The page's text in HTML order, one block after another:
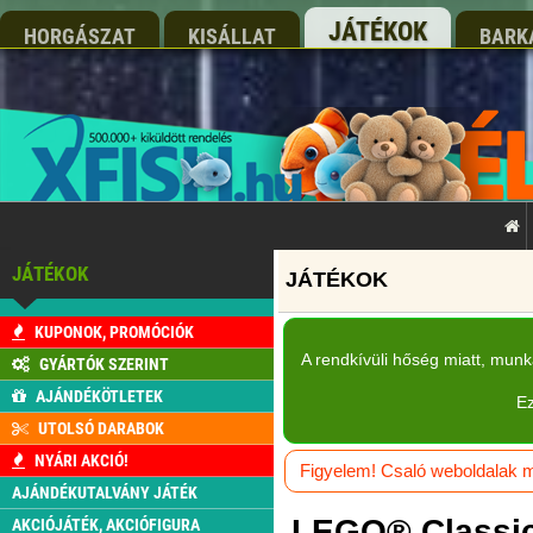
HORGÁSZAT KISÁLLAT JÁTÉKOK
JÁTÉKOK
KUPONOK, PROMÓCIÓK
GYÁRTÓK SZERINT
AJÁNDÉKÖTLETEK
UTOLSÓ DARABOK
NYÁRI AKCIÓ!
AJÁNDÉKUTALVÁNY JÁTÉK
AKCIÓJÁTÉK, AKCIÓFIGURA
A rendkívüli hőség miatt,
Figyelem! Csaló weboldalak